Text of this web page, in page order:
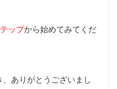
ップから始めてみてくだ
ありがとうございまし